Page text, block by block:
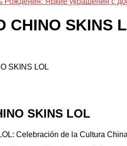
CHINO SKINS
SKINS LOL
SKINS LOL
Celebración de la Cultura